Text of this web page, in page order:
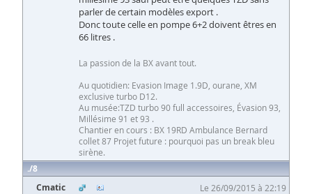
parler de certain modèles export .
Donc toute celle en pompe 6+2 doivent êtres en
66 litres .
La passion de la BX avant tout.
Au quotidien: Evasion Image 1.9D, ourane, XM
exclusive turbo D12.
Au musée:TZD turbo 90 full accessoires, Évasion 93,
Millésime 91 et 93 .
Chantier en cours : BX 19RD Ambulance Bernard
collet 87 Projet future : pourquoi pas un break bleu
sirène.
8
Cmatic
Le 26/09/2015 à 22:19